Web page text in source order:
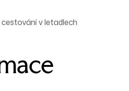
v letadlech